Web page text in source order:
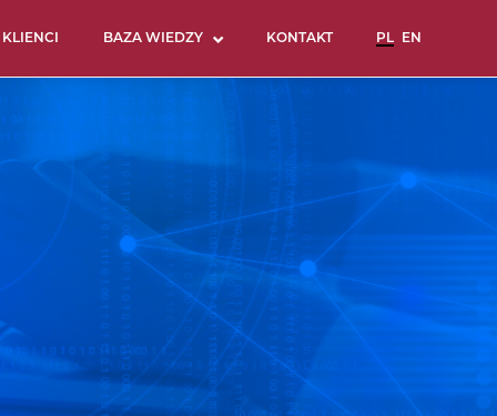
KLIENCI BAZA WIEDZY KONTAKT